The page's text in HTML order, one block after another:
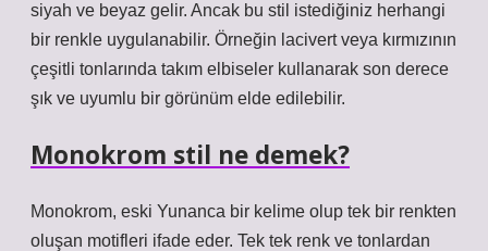
siyah ve beyaz gelir. Ancak bu stil istediğiniz herhangi
bir renkle uygulanabilir. Örneğin lacivert veya kırmızının
çeşitli tonlarında takım elbiseler kullanarak son derece
şık ve uyumlu bir görünüm elde edilebilir.
Monokrom stil ne demek?
Monokrom, eski Yunanca bir kelime olup tek bir renkten
oluşan motifleri ifade eder. Tek tek renk ve tonlardan